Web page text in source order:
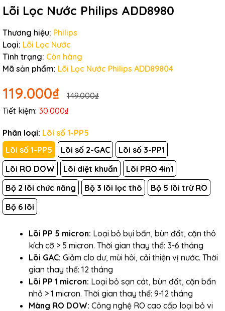
Lõi Lọc Nước Philips ADD8980
Thương hiệu: Philips
Loại: Lõi Lọc Nước
Tình trạng: Còn hàng
Mã sản phẩm: Lõi Lọc Nước Philips ADD89804
119.000₫
149.000₫
Tiết kiệm: 30.000₫
Phân loại: Lõi số 1-PP5
Lõi số 1-PP5
Lõi số 2-GAC
Lõi số 3-PP1
Lõi RO DOW
Lõi diệt khuẩn
Lõi PRO 4in1
Bộ 2 lõi chức năng
Bộ 3 lõi lọc thô
Bộ 5 lõi trừ RO
Bộ 6 lõi
Lõi PP 5 micron: Loại bỏ bụi bẩn, bùn đất, cặn thô
kích cỡ > 5 micron. Thời gian thay thế: 3-6 tháng
Lõi GAC: Giảm clo dư, mùi hôi, cải thiện vị nước. Thời
gian thay thế: 12 tháng
Lõi PP 1 micron: Loại bỏ sạn cát, bùn đất, cặn bẩn
nhỏ > 1 micron. Thời gian thay thế: 9-12 tháng
Màng RO DOW: Công nghệ RO cao cấp loại bỏ vi